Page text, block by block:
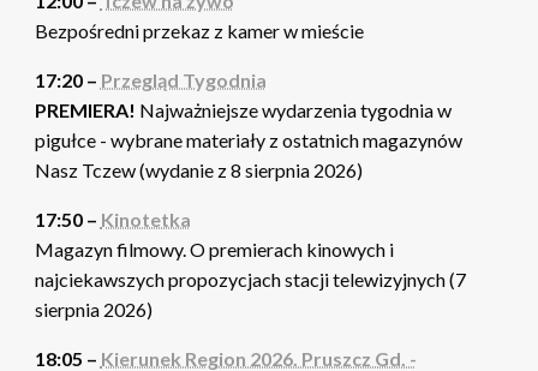
Bezpośredni przekaz z kamer w mieście
17:20 – Przegląd Tygodnia
PREMIERA! Najważniejsze wydarzenia tygodnia w
pigułce - wybrane materiały z ostatnich magazynów
Nasz Tczew (wydanie z 8 sierpnia 2026)
17:50 – Kinotetka
Magazyn filmowy. O premierach kinowych i
najciekawszych propozycjach stacji telewizyjnych (7
sierpnia 2026)
18:05 – Kierunek Region 2026. Pruszcz Gd. -